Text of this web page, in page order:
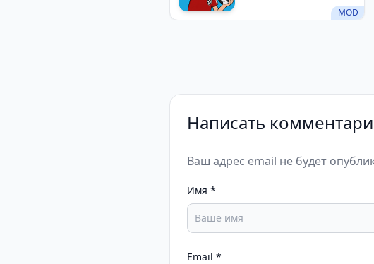
MOD
Написать
Ваш адрес email не будет
Имя *
Email *